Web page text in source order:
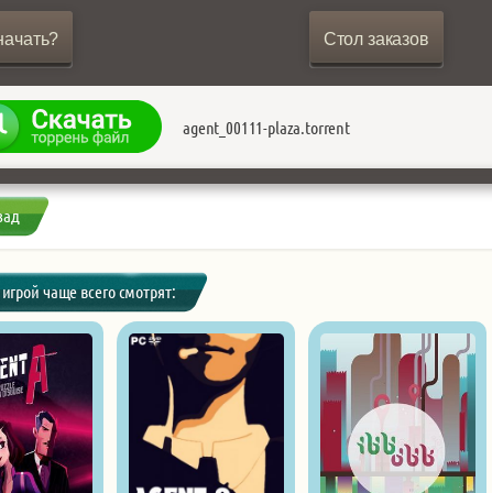
Стол заказов
agent_00111-plaza.torrent
чаще всего смотрят: